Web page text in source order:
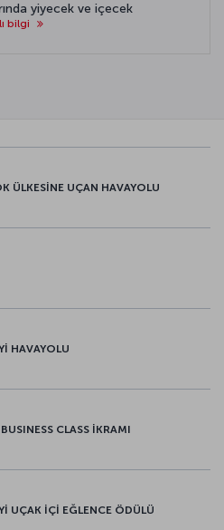
yiyecek ve içecek
bilgi
ÜLKESİNE UÇAN HAVAYOLU
HAVAYOLU
CLASS İKRAMI
UÇAK İÇİ EĞLENCE ÖDÜLÜ